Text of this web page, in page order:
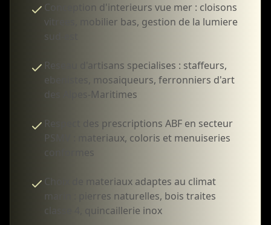
Conception d'interieurs vue mer : cloisons
vitrees, mobilier bas, gestion de la lumiere
sud-est
Reseau d'artisans specialises : staffeurs,
ebenistes, mosaiqueurs, ferronniers d'art
des Alpes-Maritimes
Respect des prescriptions ABF en secteur
PSMV : materiaux, coloris et menuiseries
conformes
Choix de materiaux adaptes au climat
marin : pierres naturelles, bois traites
classe 4, quincaillerie inox